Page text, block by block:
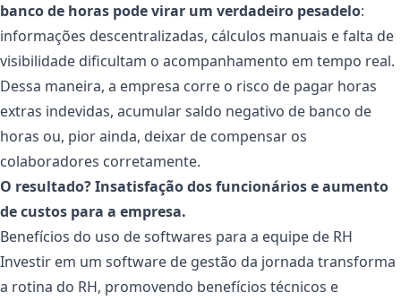
banco de horas pode virar um verdadeiro pesadelo:
informações descentralizadas, cálculos manuais e falta de
visibilidade dificultam o acompanhamento em tempo real.
Dessa maneira, a empresa corre o risco de pagar horas
extras indevidas, acumular saldo negativo de banco de
horas ou, pior ainda, deixar de compensar os
colaboradores corretamente.
O resultado? Insatisfação dos funcionários e aumento
de custos para a empresa.
Benefícios do uso de softwares para a equipe de RH
Investir em um software de gestão da jornada transforma
a rotina do RH, promovendo benefícios técnicos e